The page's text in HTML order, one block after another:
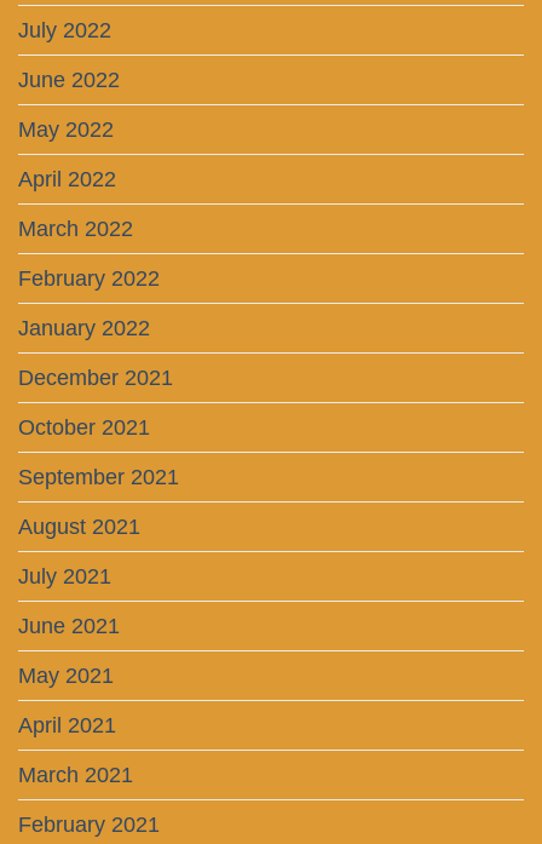
July 2022
June 2022
May 2022
April 2022
March 2022
February 2022
January 2022
December 2021
October 2021
September 2021
August 2021
July 2021
June 2021
May 2021
April 2021
March 2021
February 2021